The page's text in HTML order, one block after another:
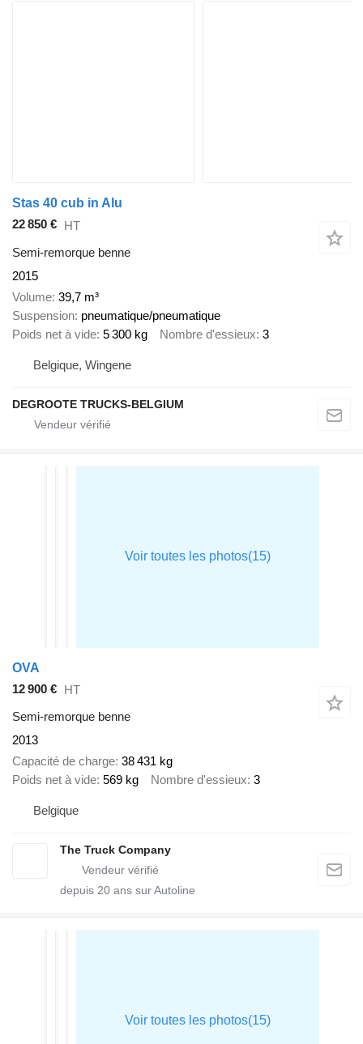
Stas 40 cub in Alu
22 850 € HT
Semi-remorque benne
2015
Volume 39,7 m³
Suspension pneumatique/pneumatique
Poids net à vide 5 300 kg Nombre d'essieux 3
Belgique, Wingene
DEGROOTE TRUCKS-BELGIUM
OVA
12 900 € HT
Semi-remorque benne
2013
Capacité de charge 38 431 kg
Poids net à vide 569 kg Nombre d'essieux 3
Belgique
The Truck Company
depuis 20 ans sur Autoline